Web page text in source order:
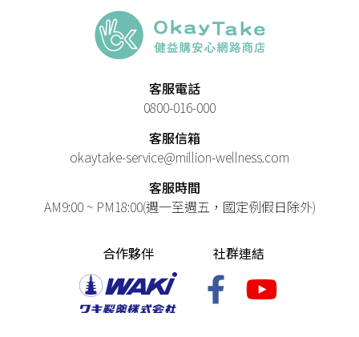
客服電話
0800-016-000
客服信箱
okaytake-service@million-wellness.com
客服時間
AM9:00 ~ PM18:00(週一至週五，國定例假日除外)
合作夥伴 社群連結